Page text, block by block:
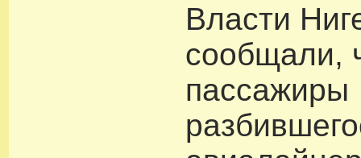
Власти
сообщали,
пассажиры